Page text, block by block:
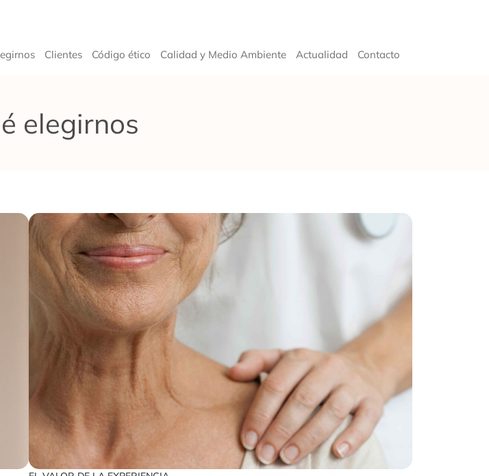
Clientes Código ético Calidad y Medio Ambiente Actualidad Contacto
elegirnos